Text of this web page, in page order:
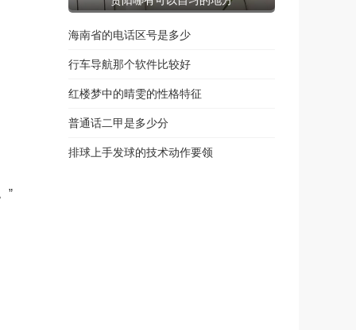
”
海南省的电话区号是多少
行车导航那个软件比较好
红楼梦中的晴雯的性格特征
普通话二甲是多少分
排球上手发球的技术动作要领